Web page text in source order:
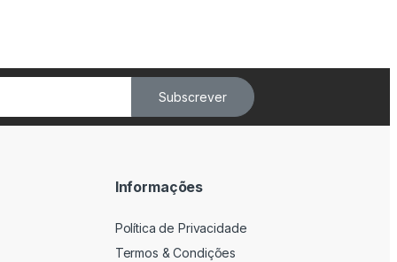
Subscrever
Informações
Política de Privacidade
Termos & Condições